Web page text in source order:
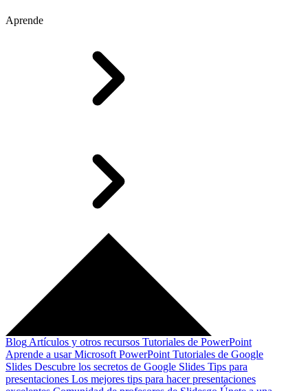
Aprende
Blog Artículos y otros recursos Tutoriales de PowerPoint
Aprende a usar Microsoft PowerPoint Tutoriales de Google
Slides Descubre los secretos de Google Slides Tips para
presentaciones Los mejores tips para hacer presentaciones